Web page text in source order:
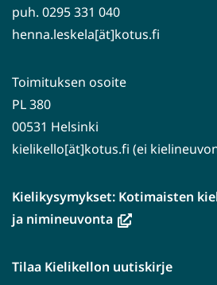
puh. 0295 331 040
henna.leskela[ät]kotus.fi
Toimituksen osoite
PL 380
00531 Helsinki
kielikello[ät]kotus.fi (ei
Kielikysymykset: Kotimaisten
ja nimineuvonta(avautuu
ikkunaan,
Tilaa Kielikellon uutiskirje